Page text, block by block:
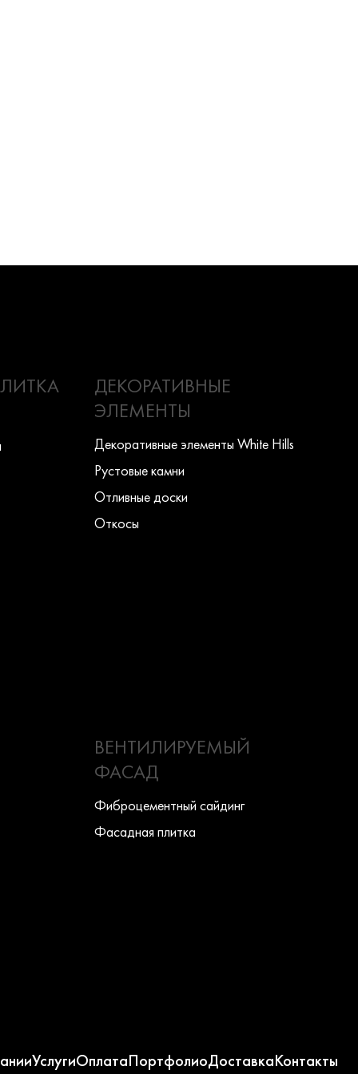
ДЕКОРАТИВНЫЕ
ЭЛЕМЕНТЫ
Декоративные элементы White Hills
Рустовые камни
Отливные доски
Откосы
ВЕНТИЛИРУЕМЫЙ
ФАСАД
Фиброцементный сайдинг
Фасадная плитка
УслугиОплатаПортфолиоДоставкаКонтакты